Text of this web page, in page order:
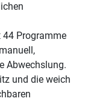
Programme
Abwechslung.
und die weich